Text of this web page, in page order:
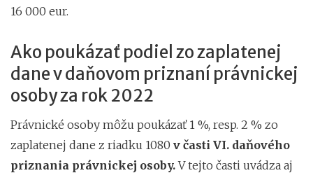
16 000 eur.
Ako poukázať podiel zo zaplatenej
dane v daňovom priznaní právnickej
osoby za rok 2022
Právnické osoby môžu poukázať 1 %, resp. 2 % zo
zaplatenej dane z riadku 1080 v časti VI. daňového
priznania právnickej osoby.V tejto časti uvádza aj